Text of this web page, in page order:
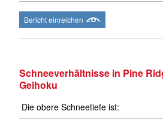
Bericht einreichen
Schneeverhältnisse in Pine
Geihoku
Die obere Schneetiefe ist: